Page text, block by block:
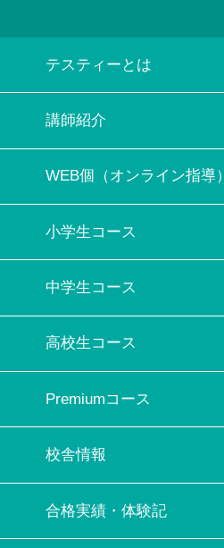
テスティーとは
講師紹介
WEB個（オンライン指導）
小学生コース
中学生コース
高校生コース
Premiumコース
校舎情報
合格実績・体験記